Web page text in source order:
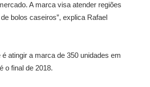
A marca visa atender regiões
bolos caseiros”, explica Rafael
é atingir a marca de 350 unidades em
o final de 2018.